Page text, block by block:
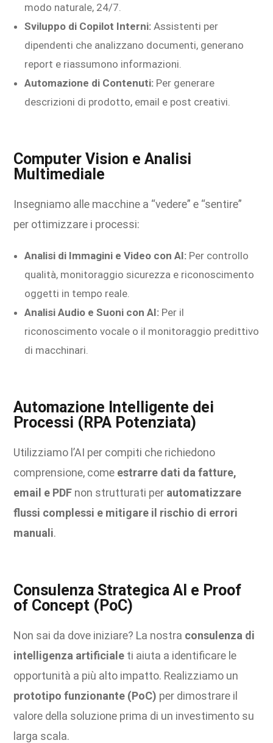
modo naturale, 24/7.
Sviluppo di Copilot Interni: Assistenti per
dipendenti che analizzano documenti, generano
report e riassumono informazioni.
Automazione di Contenuti: Per generare
descrizioni di prodotto, email e post creativi.
Computer Vision e Analisi
Multimediale
Insegniamo alle macchine a “vedere” e “sentire”
per ottimizzare i processi:
Analisi di Immagini e Video con AI: Per controllo
qualità, monitoraggio sicurezza e riconoscimento
oggetti in tempo reale.
Analisi Audio e Suoni con AI: Per il
riconoscimento vocale o il monitoraggio predittivo
di macchinari.
Automazione Intelligente dei
Processi (RPA Potenziata)
Utilizziamo l’AI per compiti che richiedono
comprensione, come estrarre dati da fatture,
email e PDF non strutturati per automatizzare
flussi complessi e mitigare il rischio di errori
manuali.
Consulenza Strategica AI e Proof
of Concept (PoC)
Non sai da dove iniziare? La nostra consulenza di
intelligenza artificiale ti aiuta a identificare le
opportunità a più alto impatto. Realizziamo un
prototipo funzionante (PoC) per dimostrare il
valore della soluzione prima di un investimento su
larga scala.